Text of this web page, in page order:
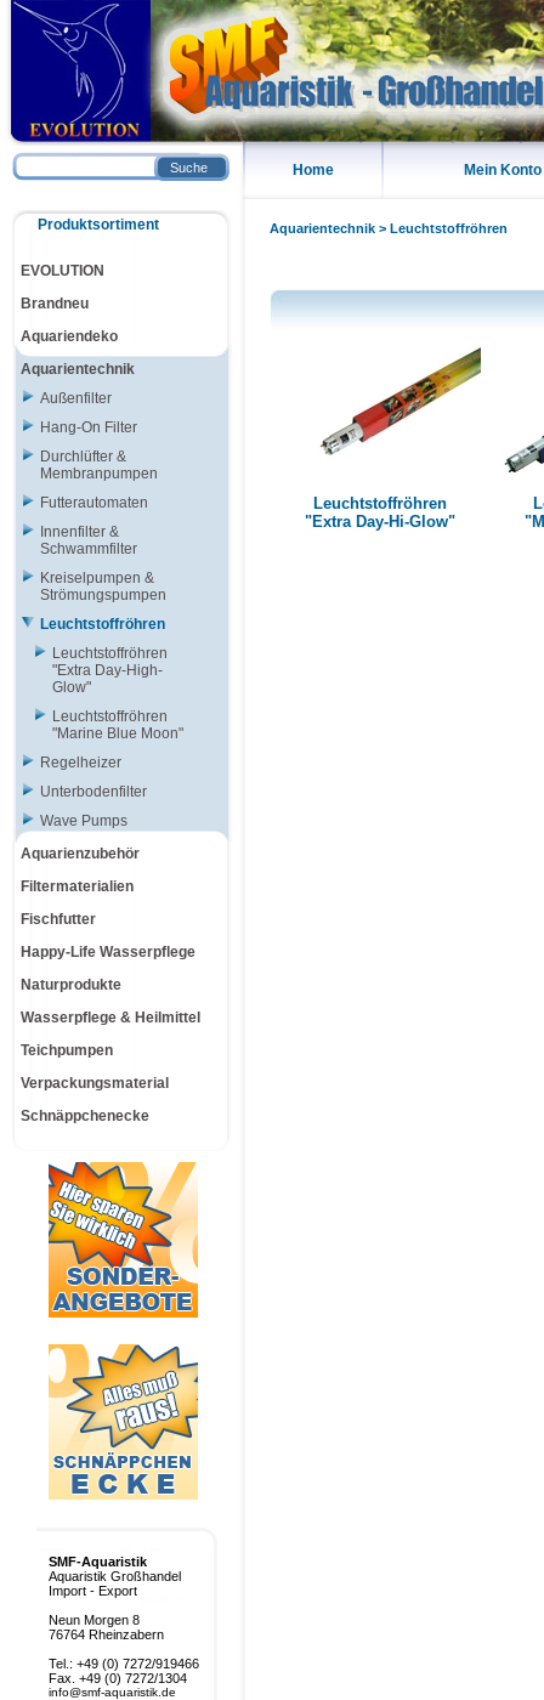
Home Mein Konto
Aquarientechnik > Leuchtstoffröhren
Leuchtstoffröhren
"Extra Day-Hi-Glow"
Suche
Produktsortiment
EVOLUTION
Brandneu
Aquariendeko
Aquarientechnik
Außenfilter
Hang-On Filter
Durchlüfter &
Membranpumpen
Futterautomaten
Innenfilter &
Schwammfilter
Kreiselpumpen &
Strömungspumpen
Leuchtstoffröhren
Leuchtstoffröhren
"Extra Day-High-
Glow"
Leuchtstoffröhren
"Marine Blue Moon"
Regelheizer
Unterbodenfilter
Wave Pumps
Aquarienzubehör
Filtermaterialien
Fischfutter
Happy-Life Wasserpflege
Naturprodukte
Wasserpflege & Heilmittel
Teichpumpen
Verpackungsmaterial
Schnäppchenecke
SMF-Aquaristik
Aquaristik Großhandel
Import - Export
Neun Morgen 8
76764 Rheinzabern
Tel.: +49 (0) 7272/919466
Fax. +49 (0) 7272/1304
info@smf-aquaristik.de